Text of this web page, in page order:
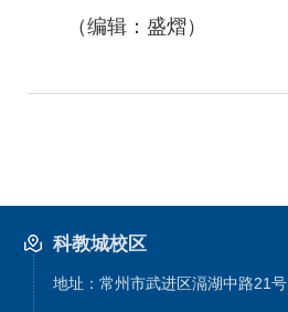
（编辑：盛熠）
科教城校区
地址：常州市武进区滆湖中路21号